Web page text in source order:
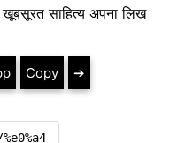
साहित्य अपना लिख
Copy ➔